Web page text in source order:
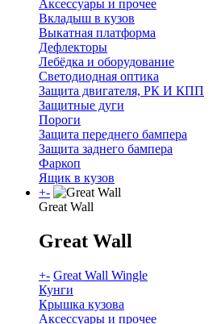
Аксессуары и прочее
Вкладыш в кузов
Выкатная платформа
Дефлекторы
Лебёдка и оборудование
Светодиодная оптика
Защита двигателя, РК И КПП
Защитные дуги
Пороги
Защита переднего бампера
Защита заднего бампера
Фаркоп
Ящик в кузов
+-
Great Wall
Great Wall
+- Great Wall Wingle
Кунги
Крышка кузова
Аксессуары и прочее